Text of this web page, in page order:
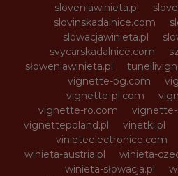
sloveniawinieta.pl
slovinskadalnice.com
slowacjawinieta.pl
svycarskadalnice.com
słoweniawinieta.pl
vignette-bg.com
vignette-pl.com
vignette-ro.com
vignette-
vignettepoland.pl
vinetki.pl
vinieteelectronice.com
winieta-austria.pl
winieta-
winieta-słowacja.pl